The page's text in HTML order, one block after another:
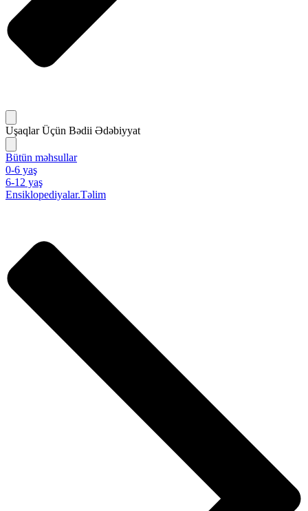
Uşaqlar Üçün Bədii Ədəbiyyat
Bütün məhsullar
0-6 yaş
6-12 yaş
Ensiklopediyalar.Təlim